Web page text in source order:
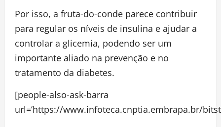
Por isso, a fruta-do-conde parece contribuir
para regular os níveis de insulina e ajudar a
controlar a glicemia, podendo ser um
importante aliado na prevenção e no
tratamento da diabetes.
[people-also-ask-barra
url=’https://www.infoteca.cnptia.embrapa.br/